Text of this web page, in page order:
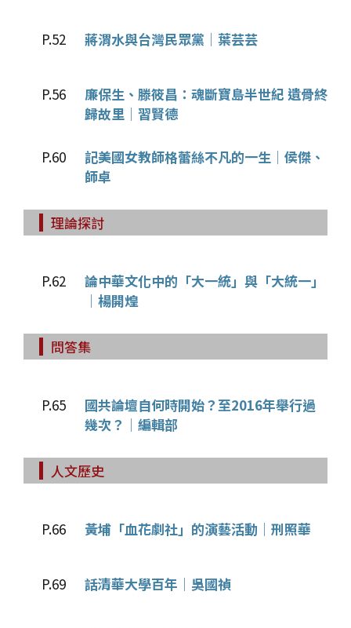
P.52 蔣渭水與台灣民眾黨│葉芸芸
P.56
廉保生、滕筱昌：魂斷寶島半世紀 遺骨終
歸故里│習賢德
P.60
記美國女教師格蕾絲不凡的一生│侯傑、
師卓
理論探討
P.62
論中華文化中的「大一統」與「大統一」
│楊開煌
問答集
P.65
國共論壇自何時開始？至2016年舉行過
幾次？│編輯部
人文歷史
P.66 黃埔「血花劇社」的演藝活動│刑照華
P.69 話清華大學百年│吳國禎